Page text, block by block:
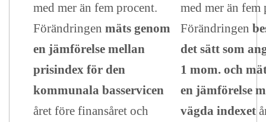
med mer än fem procent.
Förändringen mäts genom
en jämförelse mellan
prisindex för den
kommunala basservicen
året före finansåret och
med mer än fem
Förändringen
det sätt som
1 mom. och
en jämförelse
vägda indexet